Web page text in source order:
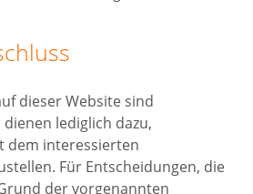
dieser Website sind
lediglich dazu,
dem interessierten
Für Entscheidungen, die
der vorgenannten